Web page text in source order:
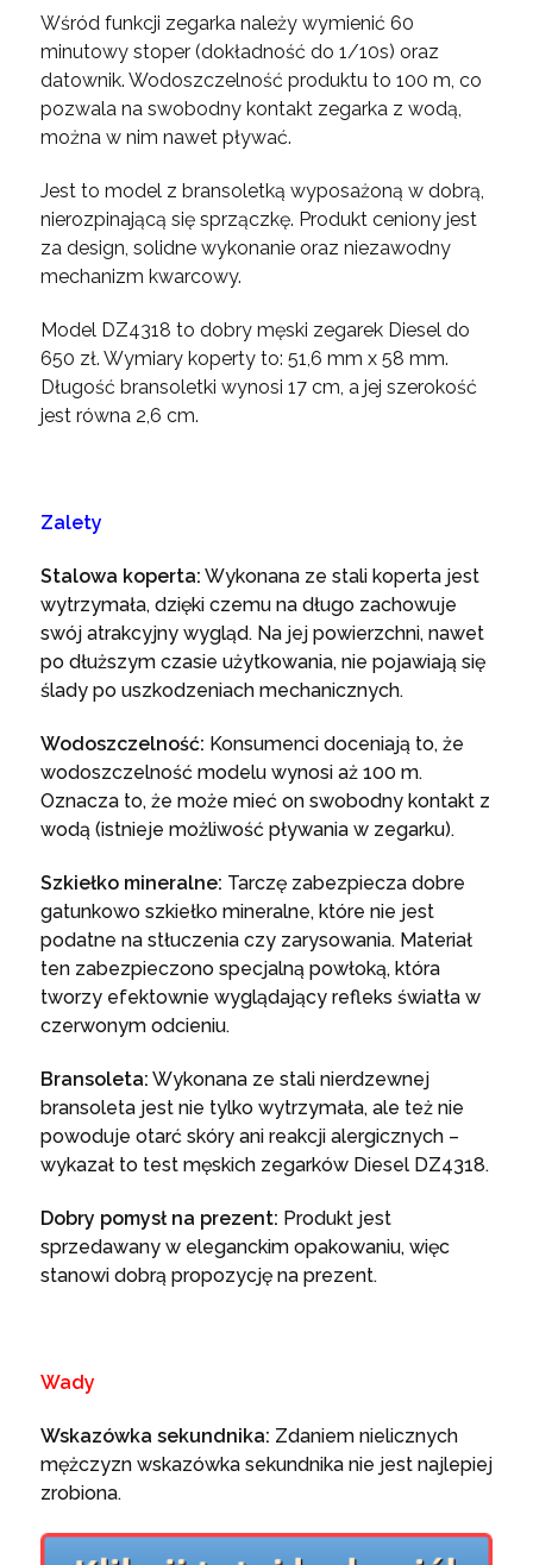
Wśród funkcji zegarka należy wymienić 60
minutowy stoper (dokładność do 1/10s) oraz
datownik. Wodoszczelność produktu to 100 m, co
pozwala na swobodny kontakt zegarka z wodą,
można w nim nawet pływać.
Jest to model z bransoletką wyposażoną w dobrą,
nierozpinającą się sprzączkę. Produkt ceniony jest
za design, solidne wykonanie oraz niezawodny
mechanizm kwarcowy.
Model DZ4318 to dobry męski zegarek Diesel do
650 zł. Wymiary koperty to: 51,6 mm x 58 mm.
Długość bransoletki wynosi 17 cm, a jej szerokość
jest równa 2,6 cm.
Zalety
Stalowa koperta: Wykonana ze stali koperta jest
wytrzymała, dzięki czemu na długo zachowuje
swój atrakcyjny wygląd. Na jej powierzchni, nawet
po dłuższym czasie użytkowania, nie pojawiają się
ślady po uszkodzeniach mechanicznych.
Wodoszczelność: Konsumenci doceniają to, że
wodoszczelność modelu wynosi aż 100 m.
Oznacza to, że może mieć on swobodny kontakt z
wodą (istnieje możliwość pływania w zegarku).
Szkiełko mineralne: Tarczę zabezpiecza dobre
gatunkowo szkiełko mineralne, które nie jest
podatne na stłuczenia czy zarysowania. Materiał
ten zabezpieczono specjalną powłoką, która
tworzy efektownie wyglądający refleks światła w
czerwonym odcieniu.
Bransoleta: Wykonana ze stali nierdzewnej
bransoleta jest nie tylko wytrzymała, ale też nie
powoduje otarć skóry ani reakcji alergicznych –
wykazał to test męskich zegarków Diesel DZ4318.
Dobry pomysł na prezent: Produkt jest
sprzedawany w eleganckim opakowaniu, więc
stanowi dobrą propozycję na prezent.
Wady
Wskazówka sekundnika: Zdaniem nielicznych
mężczyzn wskazówka sekundnika nie jest najlepiej
zrobiona.